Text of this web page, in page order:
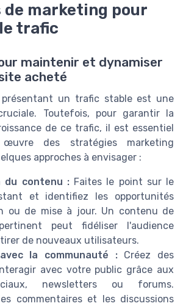
marketing pour
trafic
maintenir et dynamiser
acheté
un trafic stable est une
Toutefois, pour garantir la
de ce trafic, il est essentiel
des stratégies marketing
approches à envisager :
du contenu :Faites le point sur le
et identifiez les opportunités
ou de mise à jour. Un contenu de
peut fidéliser l'audience
de nouveaux utilisateurs.
la communauté :Créez des
avec votre public grâce aux
newsletters ou forums.
commentaires et les discussions